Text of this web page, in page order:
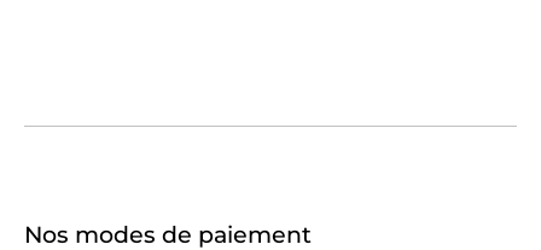
Nos modes de paiement